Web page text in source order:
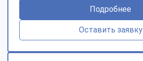
Подробнее
Оставить заявку